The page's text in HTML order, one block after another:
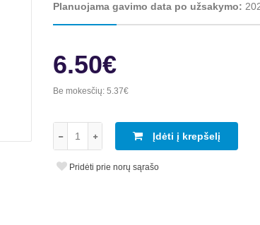
Planuojama gavimo data po užsakymo:
6.50€
Be mokesčių:5.37€
Įdėti į krepšelį
Pridėti prie norų sąrašo